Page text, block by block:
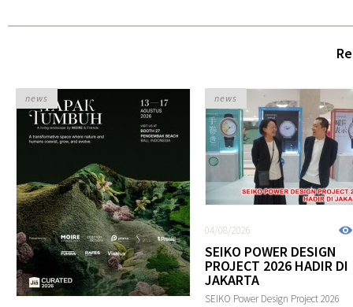
news
04/08/2026
SEIKO POWER DESIGN
PROJECT 2026 HADIR DI
JAKARTA
SEIKO Power Design Project 2026
news